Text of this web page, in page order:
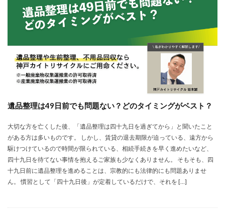
遺品整理は49日前でも問題ない？どのタイミングがベスト？
大切な方を亡くした後、「遺品整理は四十九日を過ぎてから」と聞いたこと
がある方は多いものです。 しかし、賃貸の退去期限が迫っている、遠方から
駆けつけているので時間が限られている、相続手続きを早く進めたいなど、
四十九日を待てない事情を抱えるご家族も少なくありません。 そもそも、四
十九日前に遺品整理を進めることは、宗教的にも法律的にも問題ありませ
ん。 慣習として「四十九日後」が定着しているだけで、それを […]